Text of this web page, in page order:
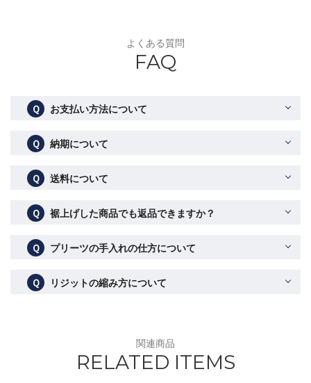
よくある質問
FAQ
Ｑ お支払い方法について
Ｑ 納期について
Ｑ 送料について
Ｑ 裾上げした商品でも返品できますか？
Ｑ プリーツの手入れの仕方について
Ｑ リジットの縮み方について
関連商品
RELATED ITEMS